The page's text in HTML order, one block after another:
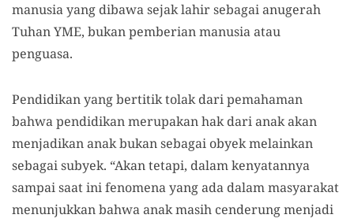
manusia yang dibawa sejak lahir sebagai anugerah
Tuhan YME, bukan pemberian manusia atau
penguasa.
Pendidikan yang bertitik tolak dari pemahaman
bahwa pendidikan merupakan hak dari anak akan
menjadikan anak bukan sebagai obyek melainkan
sebagai subyek. “Akan tetapi, dalam kenyatannya
sampai saat ini fenomena yang ada dalam masyarakat
menunjukkan bahwa anak masih cenderung menjadi